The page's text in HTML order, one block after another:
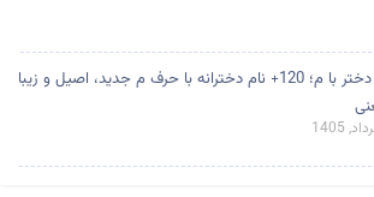
اسم دختر با م؛ 120+ نام دخترانه با حرف م جدید، اصیل و زیبا